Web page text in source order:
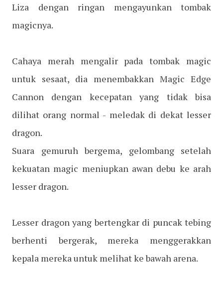
Liza dengan ringan mengayunkan tombak
magicnya.
Cahaya merah mengalir pada tombak magic
untuk sesaat, dia menembakkan Magic Edge
Cannon dengan kecepatan yang tidak bisa
dilihat orang normal - meledak di dekat lesser
dragon.
Suara gemuruh bergema, gelombang setelah
kekuatan magic meniupkan awan debu ke arah
lesser dragon.
Lesser dragon yang bertengkar di puncak tebing
berhenti bergerak, mereka menggerakkan
kepala mereka untuk melihat ke bawah arena.